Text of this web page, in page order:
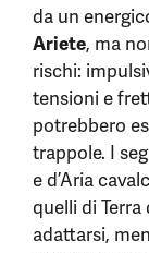
da un
Ariete, ma
rischi:
tensioni e
potrebbero
trappole. I
e d’Aria
quelli di Terra
adattarsi,